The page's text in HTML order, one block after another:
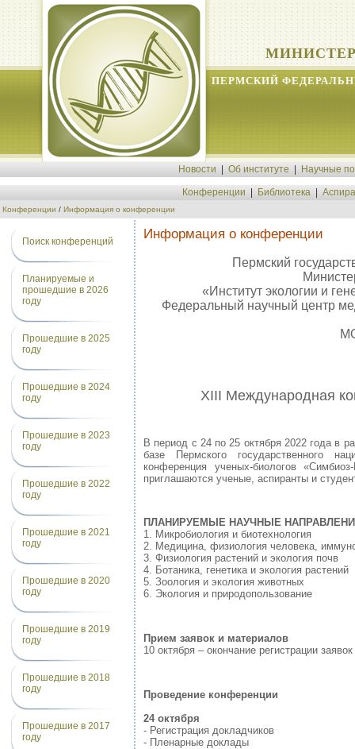
ПЕРМСКИЙ
Новости Об институте Научные
Конференции Библиотека
Конференции / Информация о конференции
Поиск конференций
Планируемые и
прошедшие в 2026
году
Прошедшие в 2025
году
Прошедшие в 2024
году
Прошедшие в 2023
году
Прошедшие в 2022
году
Прошедшие в 2021
году
Прошедшие в 2020
году
Прошедшие в 2019
году
Прошедшие в 2018
году
Прошедшие в 2017
году
Информация о конференции
Пермский
«Институт экологии и
Федеральный научный центр
XIII Международная
В период с 24 по 25 октября 2022 года в
базе Пермского государственного
конференция ученых-биологов
приглашаются ученые, аспиранты и
ПЛАНИРУЕМЫЕ НАУЧНЫЕ
1. Микробиология и биотехнология
2. Медицина, физиология человека,
3. Физиология растений и экология почв
4. Ботаника, генетика и экология растений
5. Зоология и экология животных
6. Экология и природопользование
Прием заявок и материалов
10 октября – окончание регистрации
Проведение конференции
24 октября
- Регистрация докладчиков
- Пленарные доклады